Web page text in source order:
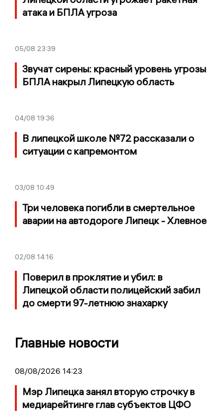
атака и БПЛА угроза
05/08 23:39
Звучат сирены: красный уровень угрозы
БПЛА накрыл Липецкую область
04/08 19:36
В липецкой школе №72 рассказали о
ситуации с капремонтом
03/08 10:49
Три человека погибли в смертельное
аварии на автодороге Липецк - Хлевное
02/08 14:16
Поверил в проклятие и убил: в
Липецкой области полицейский забил
до смерти 97-летнюю знахарку
Главные новости
08/08/2026 14:23
Мэр Липецка занял вторую строчку в
медиарейтинге глав субъектов ЦФО